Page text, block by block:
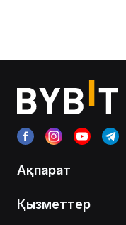
Ақпарат
Қызметтер